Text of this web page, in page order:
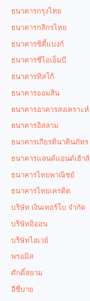
ธนาคารกรุงไทย
ธนาคารกสิกรไทย
ธนาคารซิตี้แบงก์
ธนาคารซีไอเอ็มบี
ธนาคารทิสโก้
ธนาคารออมสิน
ธนาคารอาคารสงเคราะห์
ธนาคารอิสลาม
ธนาคารเกียรตินาคินภัทร
ธนาคารแลนด์แอนด์เฮ้าส์
ธนาคารไทยพาณิชย์
ธนาคารไทยเครดิต
บริษัท เงินเทอร์โบ จำกัด
บริษัทอิออน
บริษัทไฮเวย์
พรอมิส
ศักดิ์สยาม
อีซี่บาย